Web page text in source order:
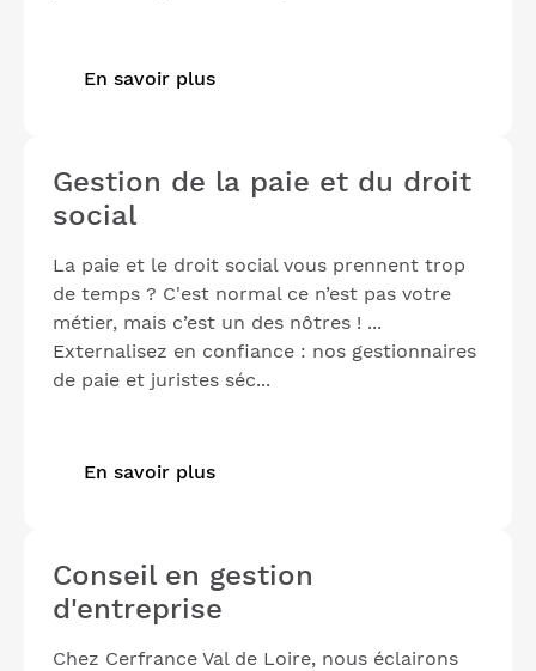
En savoir plus
Gestion de la paie et du droit
social
La paie et le droit social vous prennent trop
de temps ? C'est normal ce n’est pas votre
métier, mais c’est un des nôtres ! ...
Externalisez en confiance : nos gestionnaires
de paie et juristes séc...
En savoir plus
Conseil en gestion
d'entreprise
Chez Cerfrance Val de Loire, nous éclairons